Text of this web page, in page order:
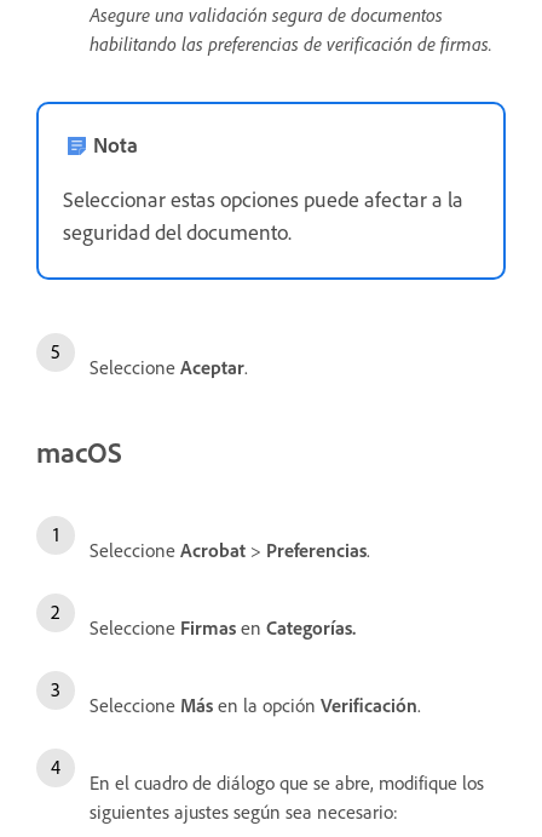
Asegure una validación segura de documentos
habilitando las preferencias de verificación de firmas.
Nota
Seleccionar estas opciones puede afectar a la
seguridad del documento.
Seleccione Aceptar.
macOS
Seleccione Acrobat > Preferencias.
Seleccione Firmas en Categorías.
Seleccione Más en la opción Verificación.
En el cuadro de diálogo que se abre, modifique los
siguientes ajustes según sea necesario: